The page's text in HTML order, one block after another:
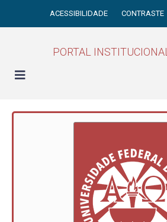
ACESSIBILIDADE CONTRASTE
PORTAL INSTITUCIONAL